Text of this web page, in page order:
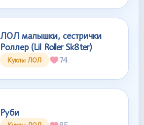
ЛОЛ малышки, сестрички
Роллер (Lil Roller Sk8ter)
Куклы ЛОЛ 74
Руби